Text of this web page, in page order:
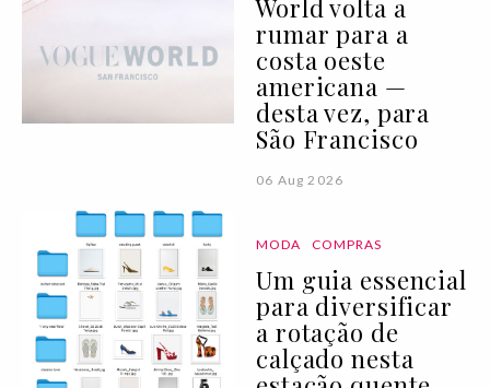
World volta a
rumar para a
costa oeste
americana —
desta vez, para
São Francisco
06 Aug 2026
MODA COMPRAS
Um guia essencial
para diversificar
a rotação de
calçado nesta